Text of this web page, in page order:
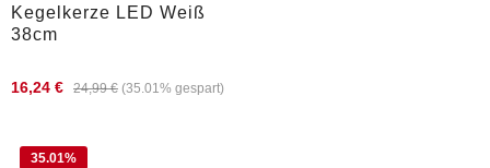
Kegelkerze LED Weiß
38cm
16,24 € 24,99 € (35.01% gespart)
35.01%